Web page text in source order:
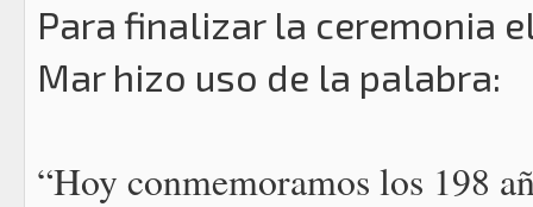
Para finalizar la ceremonia
Mar hizo uso de la palabra:
“Hoy conmemoramos los 198